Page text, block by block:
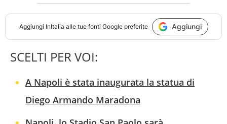
Aggiungi InItalia alle tue fonti Google preferite Aggiungi
SCELTI PER VOI:
A Napoli è stata inaugurata la statua di
Diego Armando Maradona